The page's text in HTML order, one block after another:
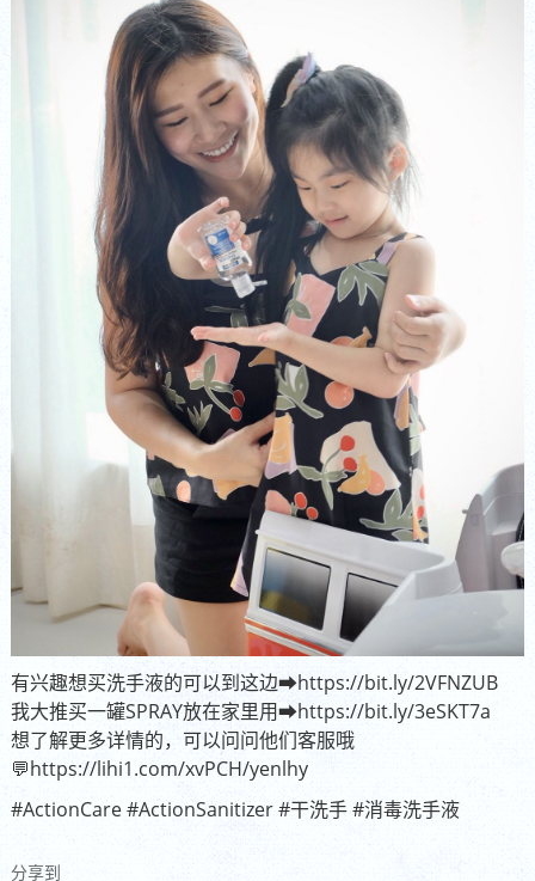
有兴趣想买洗手液的可以到这边➡https://bit.ly/2VFNZUB
我大推买一罐SPRAY放在家里用➡https://bit.ly/3eSKT7a
想了解更多详情的，可以问问他们客服哦
💬https://lihi1.com/xvPCH/yenlhy
#ActionCare#ActionSanitizer#干洗手#消毒洗手液
分享到